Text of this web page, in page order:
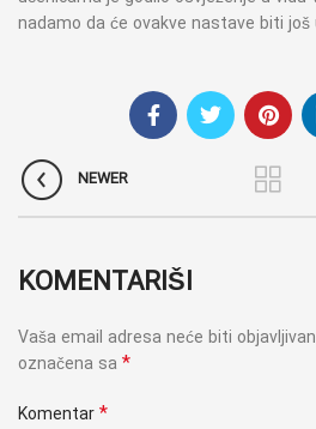
nadamo da će ovakve nastave biti još
NEWER
KOMENTARIŠI
Vaša email adresa neće biti
označena sa *
Komentar *